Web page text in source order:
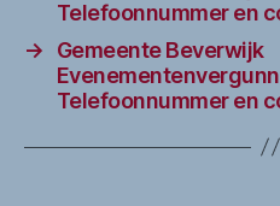
Telefoonnummer en
→
Gemeente Beverwijk
Telefoonnummer en